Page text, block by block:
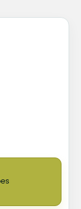
Paz – Imagem de